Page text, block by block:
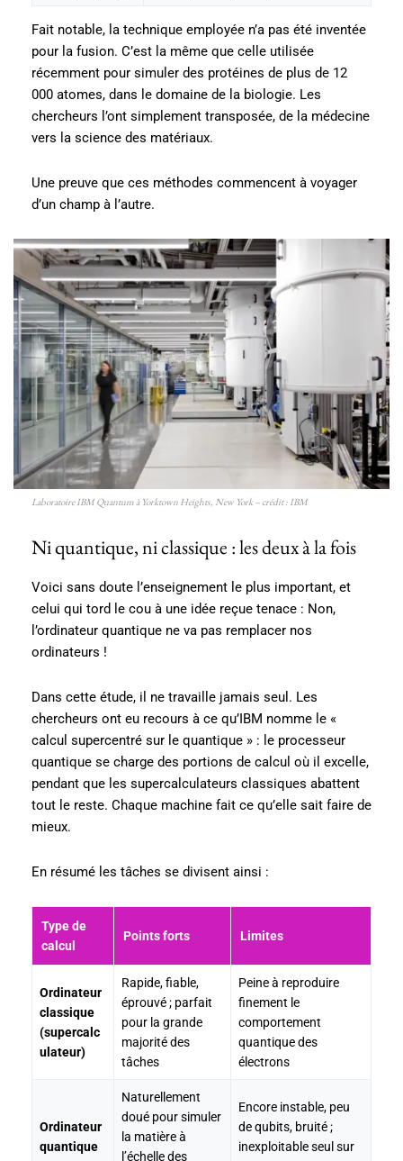
Fait notable, la technique employée n’a pas été inventée
pour la fusion. C’est la même que celle utilisée
récemment pour simuler des protéines de plus de 12
000 atomes, dans le domaine de la biologie. Les
chercheurs l’ont simplement transposée, de la médecine
vers la science des matériaux.
Une preuve que ces méthodes commencent à voyager
d’un champ à l’autre.
Laboratoire IBM Quantum à Yorktown Heights, New York – crédit : IBM
Ni quantique, ni classique : les deux à la fois
Voici sans doute l’enseignement le plus important, et
celui qui tord le cou à une idée reçue tenace : Non,
l’ordinateur quantique ne va pas remplacer nos
ordinateurs !
Dans cette étude, il ne travaille jamais seul. Les
chercheurs ont eu recours à ce qu’IBM nomme le «
calcul supercentré sur le quantique » : le processeur
quantique se charge des portions de calcul où il excelle,
pendant que les supercalculateurs classiques abattent
tout le reste. Chaque machine fait ce qu’elle sait faire de
mieux.
En résumé les tâches se divisent ainsi :
Type de
calcul
Points forts Limites
Ordinateur
classique
(supercalc
ulateur)
Rapide, fiable,
éprouvé ; parfait
pour la grande
majorité des
tâches
Peine à reproduire
finement le
comportement
quantique des
électrons
Ordinateur
quantique
Naturellement
doué pour simuler
la matière à
l’échelle des
Encore instable, peu
de qubits, bruité ;
inexploitable seul sur